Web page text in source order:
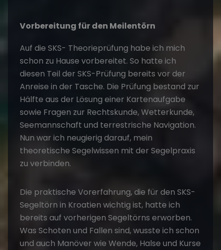
Vorbereitung für den Meilentörn
Auf die SKS- Theorieprüfung habe ich mich
schon zu Hause vorbereitet. So hatte ich
diesen Teil der SKS-Prüfung bereits vor der
Anreise in der Tasche. Die Prüfung bestand zur
Hälfte aus der Lösung einer Kartenaufgabe
sowie Fragen zur Rechtskunde, Wetterkunde,
Seemannschaft und terrestrische Navigation.
Nun war ich neugierig darauf, mein
theoretische Segelwissen mit der Segelpraxis
zu verbinden.
Die praktische Vorerfahrung, die für den SKS-
Segeltörn in Kroatien wichtig ist, hatte ich
bereits auf vorherigen Segeltörns erworben.
Was Schoten und Fallen sind, wusste ich schon
und auch Manöver wie Wende, Halse und Kurse